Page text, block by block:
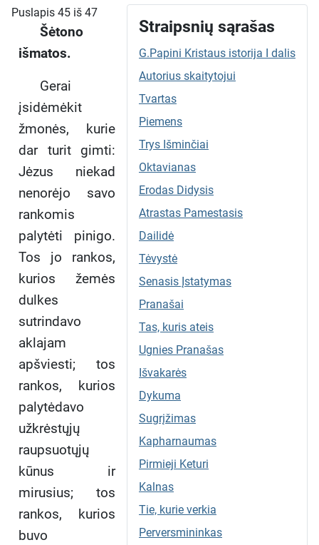
Straipsnių sąrašas
G.Papini Kristaus istorija I dalis
Autorius skaitytojui
Tvartas
Piemens
Trys Išminčiai
Oktavianas
Erodas Didysis
Atrastas Pamestasis
Dailidė
Tėvystė
Senasis Įstatymas
Pranašai
Tas, kuris ateis
Ugnies Pranašas
Išvakarės
Dykuma
Sugrįžimas
Kapharnaumas
Pirmieji Keturi
Kalnas
Tie, kurie verkia
Perversmininkas
Puslapis 45 iš 47
Šėtono
išmatos.
Gerai
įsidėmėkit
žmonės, kurie
dar turit gimti:
Jėzus niekad
nenorėjo savo
rankomis
palytėti pinigo.
Tos jo rankos,
kurios žemės
dulkes
sutrindavo
aklajam
apšviesti; tos
rankos, kurios
palytėdavo
užkrėstųjų
raupsuotųjų
kūnus ir
mirusius; tos
rankos, kurios
buvo